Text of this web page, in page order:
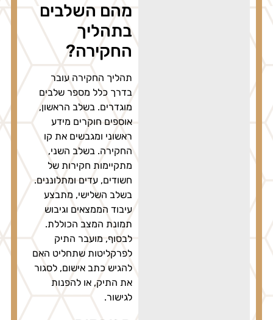
מהם השלבים
בתהליך
החקירה?
תהליך החקירה עובר
בדרך כלל מספר שלבים
מוגדרים. בשלב הראשון,
אוספים חוקרים מידע
ראשוני ומגבשים את קו
החקירה. בשלב השני,
מתקיימות חקירות של
חשודים, עדים ומתלוננים.
בשלב השלישי, מתבצע
עיבוד הממצאים וגיבוש
תמונת המצב הכוללת.
לבסוף, מועבר התיק
לפרקליטות שתחליט האם
להגיש כתב אישום, לסגור
את התיק, או להפנות
לגישור.